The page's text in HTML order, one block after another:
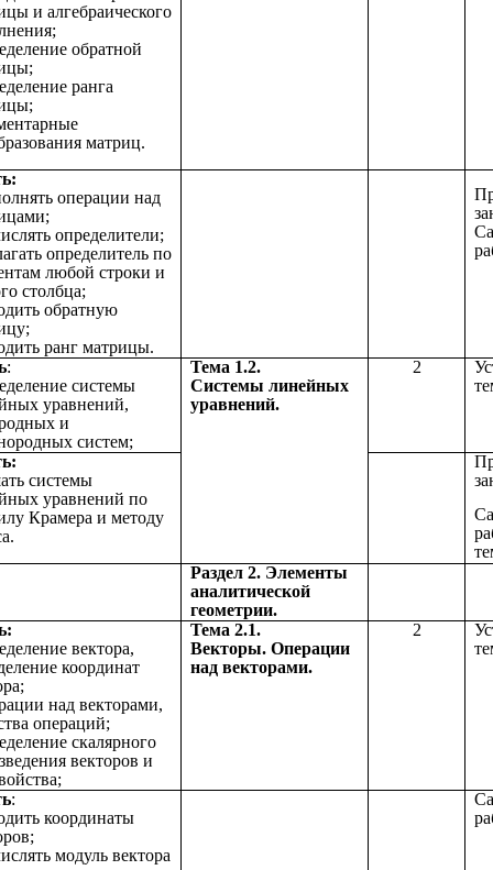
и алгебраического
обратной
ранга
матриц.
операции над
определители;
определитель по
любой строки и
столбца;
обратную
ранг матрицы.
:
системы
уравнений,
и
систем;
Тема 1.2.
Системы линейных
уравнений.
2
системы
уравнений по
Крамера и методу
Раздел 2. Элементы
аналитической
геометрии.
вектора,
координат
над векторами,
операций;
скалярного
векторов и
Тема 2.1.
Векторы. Операции
над векторами.
2
:
координаты
модуль вектора